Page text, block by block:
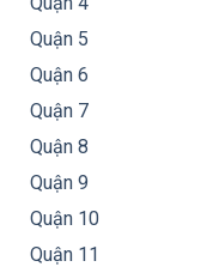
Quận 5
Quận 6
Quận 7
Quận 8
Quận 9
Quận 10
Quận 11